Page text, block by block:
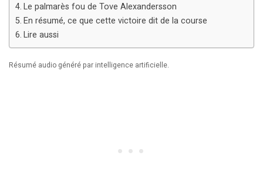
Le palmarès fou de Tove Alexandersson
En résumé, ce que cette victoire dit de la course
Lire aussi
Résumé audio généré par intelligence artificielle.